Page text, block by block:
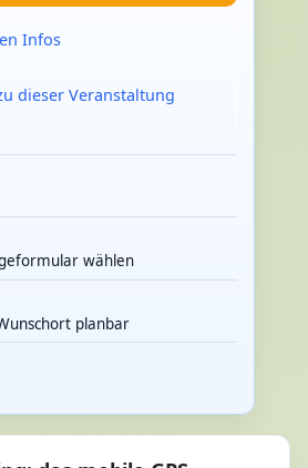
Infos
dieser Veranstaltung
wählen
planbar